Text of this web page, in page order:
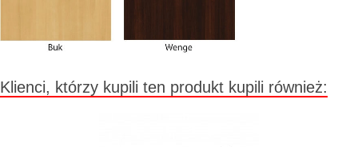
Klienci, którzy kupili ten produkt kupili również: